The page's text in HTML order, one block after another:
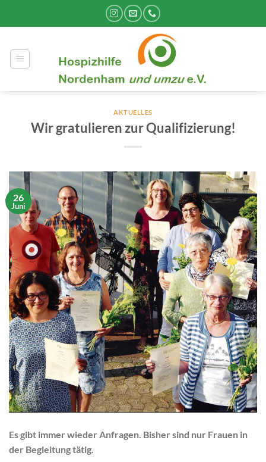
AKTUELLES
Wir gratulieren zur Qualifizierung!
26
Juni
Es gibt immer wieder Anfragen. Bisher sind nur Frauen in
der Begleitung tätig.